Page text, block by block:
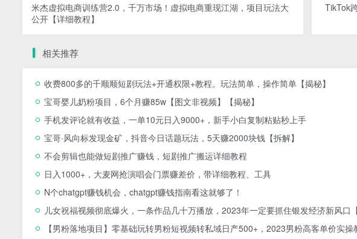
米杰虚拟电商训练营2.0，千万市场！虚拟电商重现江湖，项目玩法大
公开【详细教程】
TikTok
相关推荐
收费800多的千顺顺短剧玩法+开通权限+教程。玩法简单，操作简单【揭秘】
宝哥婴儿奶粉项目，6个月赚85w【图文非视频】【揭秘】
手机发评论就有收益，一单10元日入9000+，新手小白复制粘贴秒上手
宝哥·风向标发现金矿，抖音今日话题玩法，5天赚2000块钱【拆解】
不会剪辑也能做短剧推广赚钱，短剧推广搬运详细教程
日入1000+，大麦网抢演唱会门票赚差价，带详细教程、工具
N个chatgpt赚钱机会，chatgpt赚钱指南看这就够了！
儿女祝福视频彻底爆火，一条作品几十万播放，2023年一定要抓住银发经济新风口
【男粉落地项目】零基础玩转男粉短视频转私域日产500+，2023男粉高客单价实操